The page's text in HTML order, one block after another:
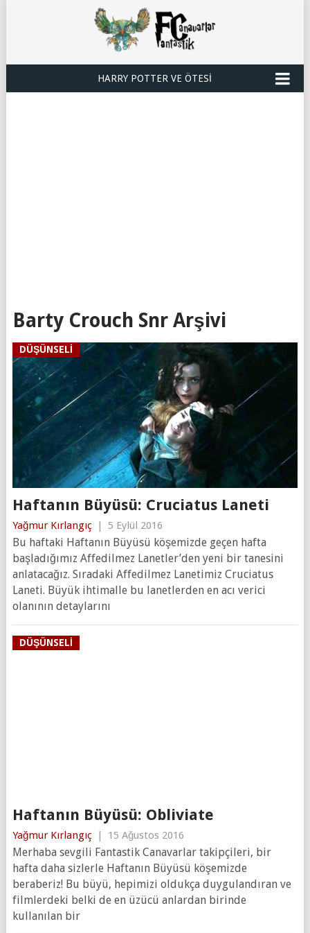
HARRY POTTER VE ÖTESI
Barty Crouch Snr Arşivi
DÜŞÜNSELI
Haftanın Büyüsü: Cruciatus Laneti
Yağmur Kırlangıç | 5 Eylül 2016
Bu haftaki Haftanın Büyüsü köşemizde geçen hafta
başladığımız Affedilmez Lanetler’den yeni bir tanesini
anlatacağız. Sıradaki Affedilmez Lanetimiz Cruciatus
Laneti. Büyük ihtimalle bu lanetlerden en acı verici
olanının detaylarını
DÜŞÜNSELI
Haftanın Büyüsü: Obliviate
Yağmur Kırlangıç | 15 Ağustos 2016
Merhaba sevgili Fantastik Canavarlar takipçileri, bir
hafta daha sizlerle Haftanın Büyüsü köşemizde
beraberiz! Bu büyü, hepimizi oldukça duygulandıran ve
filmlerdeki belki de en üzücü anlardan birinde
kullanılan bir